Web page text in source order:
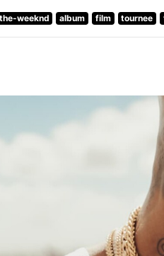
the-weeknd album film tournee